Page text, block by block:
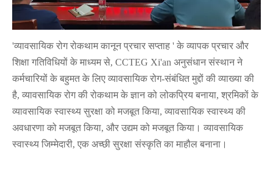
'व्यावसायिक रोग रोकथाम कानून प्रचार सप्ताह ' के व्यापक प्रचार और
शिक्षा गतिविधियों के माध्यम से, CCTEG Xi'an अनुसंधान संस्थान ने
कर्मचारियों के बहुमत के लिए व्यावसायिक रोग-संबंधित मुद्दों की व्याख्या की
है, व्यावसायिक रोग की रोकथाम के ज्ञान को लोकप्रिय बनाया, श्रमिकों के
व्यावसायिक स्वास्थ्य सुरक्षा को मजबूत किया, व्यावसायिक स्वास्थ्य की
अवधारणा को मजबूत किया, और उद्यम को मजबूत किया। व्यावसायिक
स्वास्थ्य जिम्मेदारी, एक अच्छी सुरक्षा संस्कृति का माहौल बनाना।